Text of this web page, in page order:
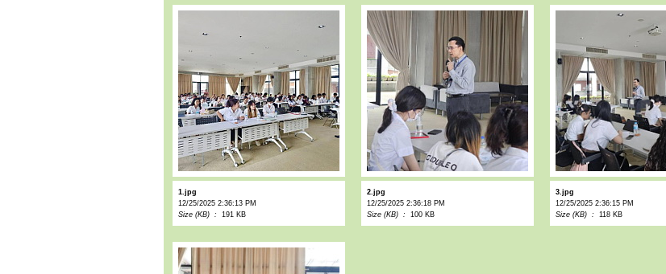
1.jpg
12/25/2025 2:36:13 PM
Size (KB) : 191 KB
2.jpg
12/25/2025 2:36:18 PM
Size (KB) : 100 KB
3.jpg
12/25/2025 2:36:15 PM
Size (KB) : 118 KB